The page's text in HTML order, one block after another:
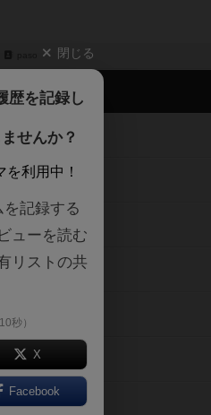
閉じる
歴を記録し
せんか？
を利用中！
記録する
ューを読む
リストの共
秒）
X
Facebook
ー